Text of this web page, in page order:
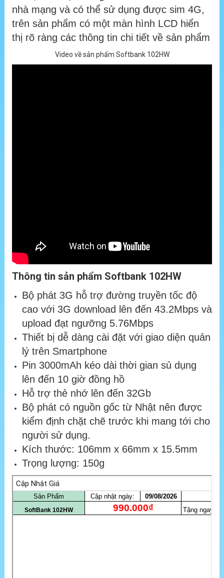
nhà mạng và có thể sử dụng được sim 4G,
trên sản phẩm có một màn hình LCD hiển
thị rõ ràng các thông tin chi tiết về sản phẩm
Video về sản phẩm Softbank 102HW
Thông tin sản phẩm Softbank 102HW
Bộ phát 3G hỗ trợ đường truyền tốc độ
cao với 3G download lên đến 43.2Mbps và
upload đạt ngưỡng 5.76Mbps
Thiết bị dễ dàng cài đặt với giao diện quản
lý trên Smartphone
Pin 3000mAh kéo dài thời gian sủ dụng
lên đến 10 giờ đồng hồ
Hỗ trợ thẻ nhớ lên đến 32Gb
Bộ phát có nguồn gốc từ Nhật nên được
kiểm định chặt chẽ trước khi mang tới cho
người sử dụng.
Kích thước: 106mm x 66mm x 15.5mm
Trọng lượng: 150g